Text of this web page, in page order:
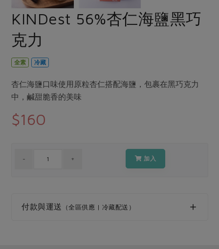
美妝保養 個人清潔
家庭清潔 織品
日用品
防災用品
最新產品
樂齡友善
主題食譜
異國料理
養身食補
節慶大餐
高麗菜海鮮煎餅
2024農業發展計畫年度報告
更多議題活動
傳到心坎裡，誠心又澎派
生活者e週報
綠主張月刊
典藏閱覽室
社務專區
選舉專區
最新消息
下載專區
地區活動
KINDest 56%杏仁海鹽黑巧
克力
全素 冷藏
杏仁海鹽口味使用原粒杏仁搭配海鹽，包裹在黑巧克力
中，鹹甜脆香的美味
$160
加入
付款與運送 （全區供應 | 冷藏配送）